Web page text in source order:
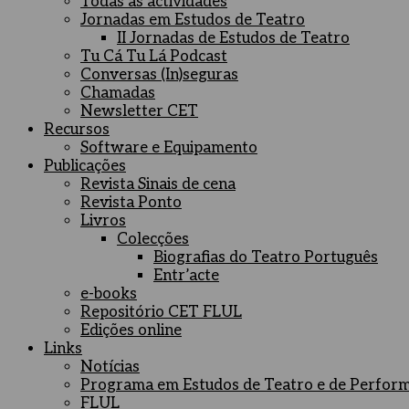
Jornadas em Estudos de Teatro
II Jornadas de Estudos de Teatro
Tu Cá Tu Lá Podcast
Conversas (In)seguras
Chamadas
Newsletter CET
Recursos
Software e Equipamento
Publicações
Revista Sinais de cena
Revista Ponto
Livros
Colecções
Biografias do Teatro Português
Entr’acte
e-books
Repositório CET FLUL
Edições online
Links
Notícias
Programa em Estudos de Teatro e de
FLUL